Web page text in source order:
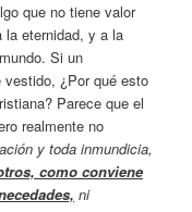
que no tiene valor
la eternidad, y a la
Si un
vestido, ¿Por qué esto
Parece que el
realmente no
y toda inmundicia,
como conviene
ni